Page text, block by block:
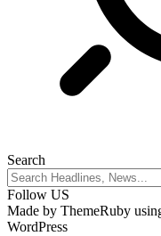
Search
Follow US
Made by ThemeRuby
WordPress